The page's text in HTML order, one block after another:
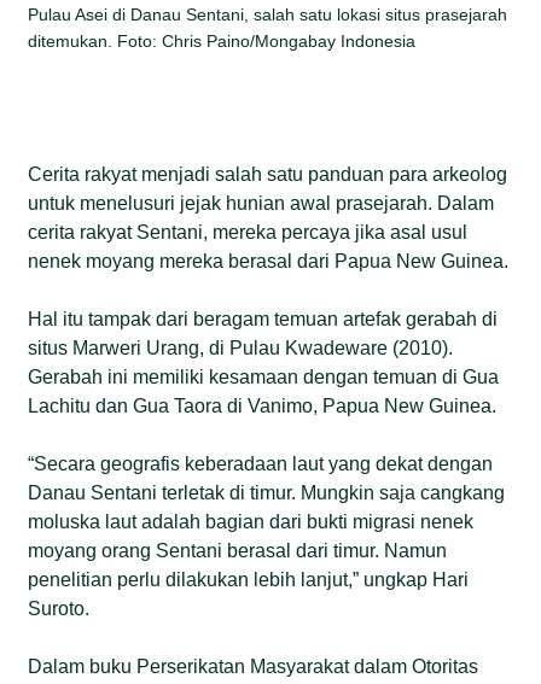
Pulau Asei di Danau Sentani, salah satu lokasi situs prasejarah
ditemukan. Foto: Chris Paino/Mongabay Indonesia
Cerita rakyat menjadi salah satu panduan para arkeolog
untuk menelusuri jejak hunian awal prasejarah. Dalam
cerita rakyat Sentani, mereka percaya jika asal usul
nenek moyang mereka berasal dari Papua New Guinea.
Hal itu tampak dari beragam temuan artefak gerabah di
situs Marweri Urang, di Pulau Kwadeware (2010).
Gerabah ini memiliki kesamaan dengan temuan di Gua
Lachitu dan Gua Taora di Vanimo, Papua New Guinea.
“Secara geografis keberadaan laut yang dekat dengan
Danau Sentani terletak di timur. Mungkin saja cangkang
moluska laut adalah bagian dari bukti migrasi nenek
moyang orang Sentani berasal dari timur. Namun
penelitian perlu dilakukan lebih lanjut,” ungkap Hari
Suroto.
Dalam buku Perserikatan Masyarakat dalam Otoritas